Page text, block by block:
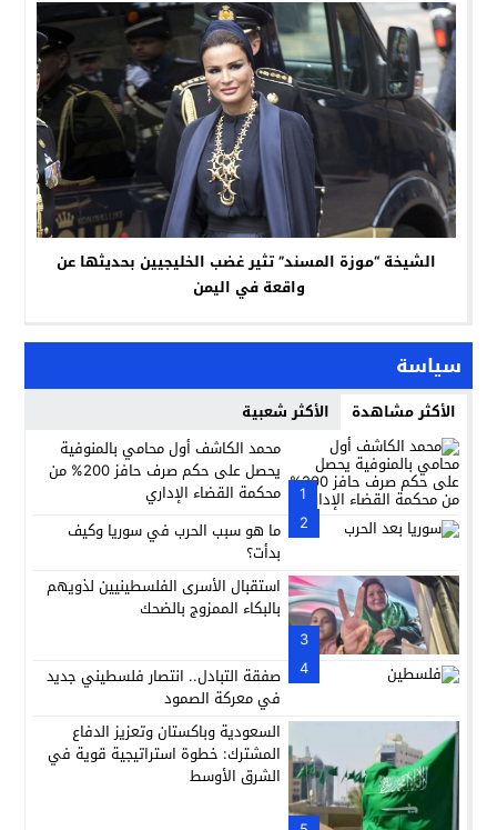
الشيخة “موزة المسند” تثير غضب الخليجيين بحديثها عن
واقعة في اليمن
سياسة
الأكثر مشاهدة الأكثر شعبية
1
محمد الكاشف أول محامي بالمنوفية
يحصل على حكم صرف حافز 200% من
محكمة القضاء الإداري
2
ما هو سبب الحرب في سوريا وكيف
بدأت؟
3
استقبال الأسرى الفلسطينيين لذويهم
بالبكاء الممزوج بالضحك
4
صفقة التبادل.. انتصار فلسطيني جديد
في معركة الصمود
السعودية وباكستان وتعزيز الدفاع
المشترك: خطوة استراتيجية قوية في
الشرق الأوسط